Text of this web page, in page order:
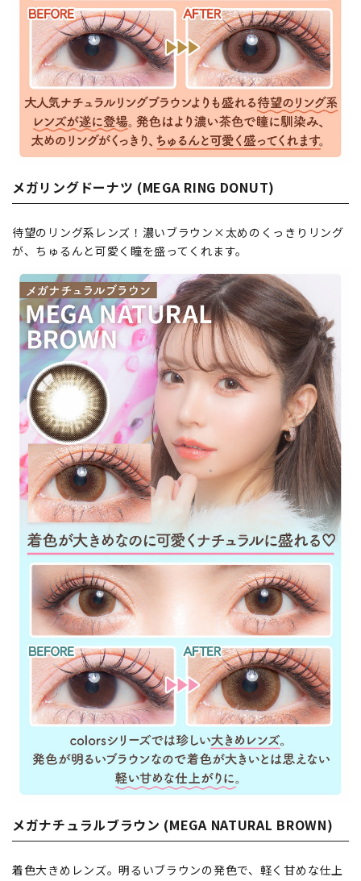
メガリングドーナツ (MEGA RING DONUT)
待望のリング系レンズ！濃いブラウン×太めのくっきりリング
が、ちゅるんと可愛く瞳を盛ってくれます。
メガナチュラルブラウン (MEGA NATURAL BROWN)
着色大きめレンズ。明るいブラウンの発色で、軽く甘めな仕上